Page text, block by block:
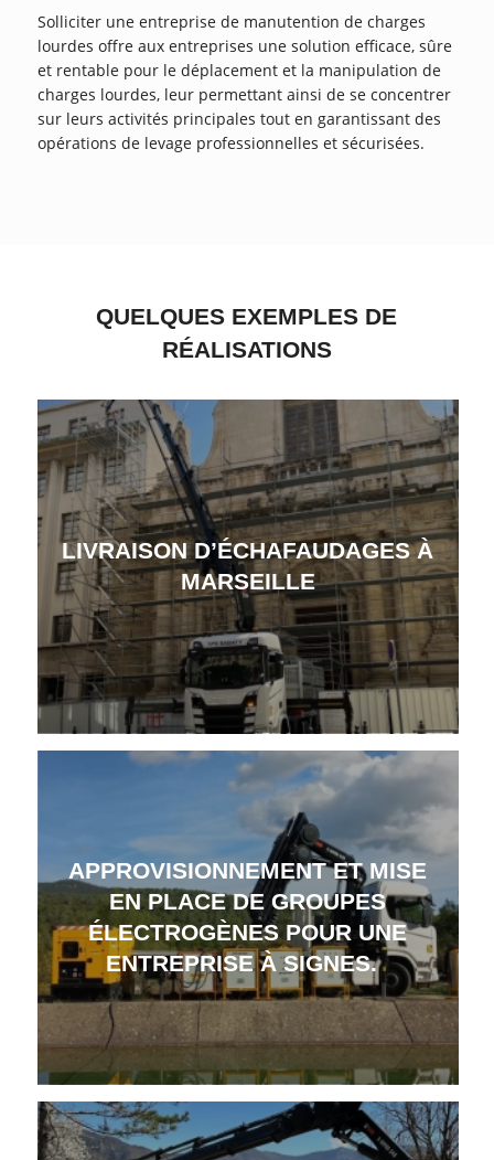
Solliciter une entreprise de manutention de charges
lourdes offre aux entreprises une solution efficace, sûre
et rentable pour le déplacement et la manipulation de
charges lourdes, leur permettant ainsi de se concentrer
sur leurs activités principales tout en garantissant des
opérations de levage professionnelles et sécurisées.
QUELQUES EXEMPLES DE
RÉALISATIONS
LIVRAISON D’ÉCHAFAUDAGES À
MARSEILLE
APPROVISIONNEMENT ET MISE
EN PLACE DE GROUPES
ÉLECTROGÈNES POUR UNE
ENTREPRISE À SIGNES.